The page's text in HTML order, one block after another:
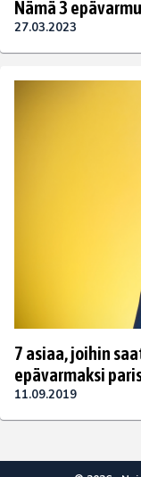
Nämä 3
27.03.2023
7 asiaa, joihin
epävarmaksi
11.09.2019